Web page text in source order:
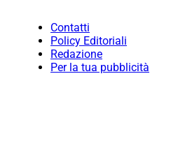
Contatti
Policy Editoriali
Redazione
Per la tua pubblicità